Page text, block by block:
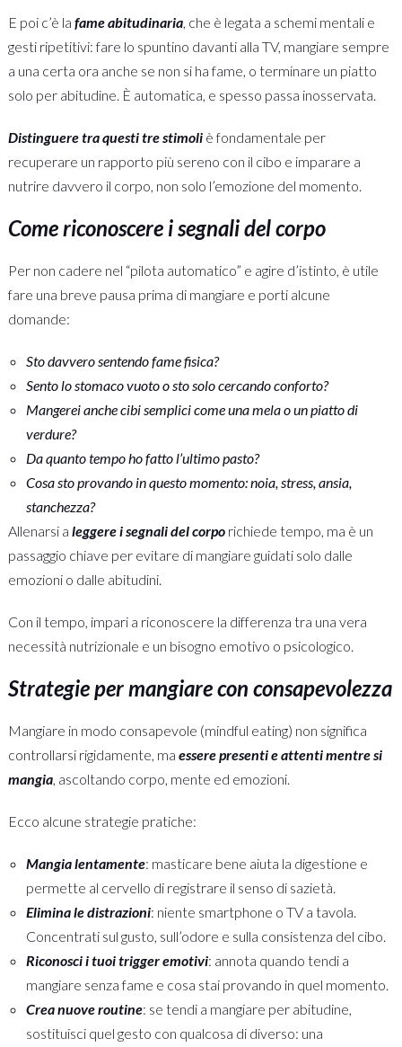
E poi c’è la fame abitudinaria, che è legata a schemi mentali e
gesti ripetitivi: fare lo spuntino davanti alla TV, mangiare sempre
a una certa ora anche se non si ha fame, o terminare un piatto
solo per abitudine. È automatica, e spesso passa inosservata.
Distinguere tra questi tre stimoliè fondamentale per
recuperare un rapporto più sereno con il cibo e imparare a
nutrire davvero il corpo, non solo l’emozione del momento.
Come riconoscere i segnali del corpo
Per non cadere nel “pilota automatico” e agire d’istinto, è utile
fare una breve pausa prima di mangiare e porti alcune
domande:
Sto davvero sentendo fame fisica?
Sento lo stomaco vuoto o sto solo cercando conforto?
Mangerei anche cibi semplici come una mela o un piatto di
verdure?
Da quanto tempo ho fatto l’ultimo pasto?
Cosa sto provando in questo momento: noia, stress, ansia,
stanchezza?
Allenarsi a leggere i segnali del corporichiede tempo, ma è un
passaggio chiave per evitare di mangiare guidati solo dalle
emozioni o dalle abitudini.
Con il tempo, impari a riconoscere la differenza tra una vera
necessità nutrizionale e un bisogno emotivo o psicologico.
Strategie per mangiare con consapevolezza
Mangiare in modo consapevole (mindful eating) non significa
controllarsi rigidamente, ma essere presenti e attenti mentre si
mangia, ascoltando corpo, mente ed emozioni.
Ecco alcune strategie pratiche:
Mangia lentamente: masticare bene aiuta la digestione e
permette al cervello di registrare il senso di sazietà.
Elimina le distrazioni: niente smartphone o TV a tavola.
Concentrati sul gusto, sull’odore e sulla consistenza del cibo.
Riconosci i tuoi trigger emotivi: annota quando tendi a
mangiare senza fame e cosa stai provando in quel momento.
Crea nuove routine: se tendi a mangiare per abitudine,
sostituisci quel gesto con qualcosa di diverso: una